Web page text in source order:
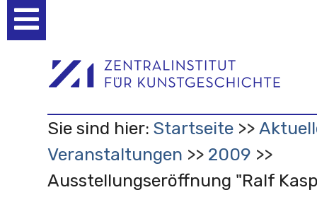
Werkzeuge
Sie sind hier: Startseite
Veranstaltungen
2009
Ausstellungseröffnung "Ralf